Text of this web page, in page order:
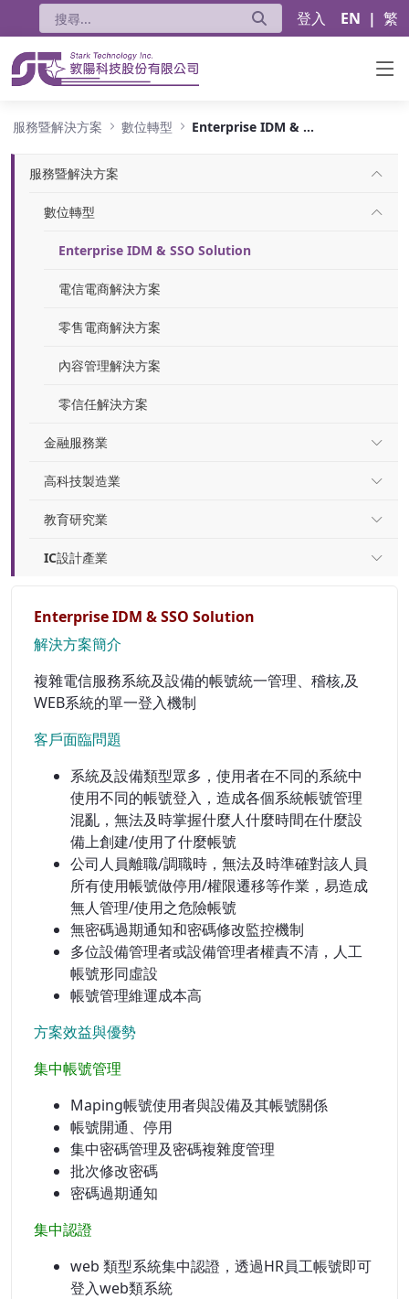
登入 EN | 繁
服務暨解決方案 數位轉型 Enterprise IDM & SSO Solution
服務暨解決方案
數位轉型
Enterprise IDM & SSO Solution
電信電商解決方案
零售電商解決方案
內容管理解決方案
零信任解決方案
金融服務業
高科技製造業
教育研究業
IC設計產業
Enterprise IDM & SSO Solution
解決方案簡介
複雜電信服務系統及設備的帳號統一管理、稽核,及
WEB系統的單一登入機制
客戶面臨問題
系統及設備類型眾多，使用者在不同的系統中
使用不同的帳號登入，造成各個系統帳號管理
混亂，無法及時掌握什麼人什麼時間在什麼設
備上創建/使用了什麼帳號
公司人員離職/調職時，無法及時準確對該人員
所有使用帳號做停用/權限遷移等作業，易造成
無人管理/使用之危險帳號
無密碼過期通知和密碼修改監控機制
多位設備管理者或設備管理者權責不清，人工
帳號形同虛設
帳號管理維運成本高
方案效益與優勢
集中帳號管理
Maping帳號使用者與設備及其帳號關係
帳號開通、停用
集中密碼管理及密碼複雜度管理
批次修改密碼
密碼過期通知
集中認證
web 類型系統集中認證，透過HR員工帳號即可
登入web類系統